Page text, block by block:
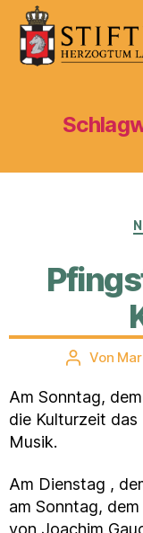
Stiftung
Herzogtum
Von
Am Sonntag,
die Kulturzeit
Musik.
Am Dienstag ,
am Sonntag,
von Joachim